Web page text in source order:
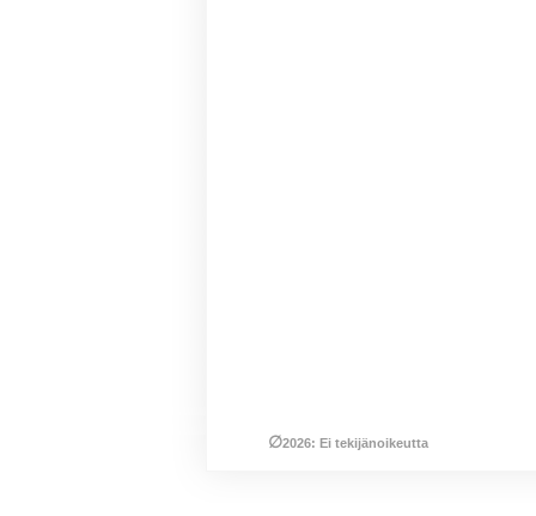
∅2026: Ei tekijänoikeutta